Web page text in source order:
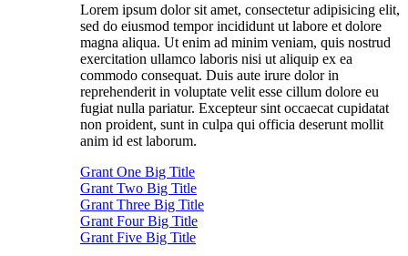
Lorem ipsum dolor sit amet, consectetur adipisicing elit,
sed do eiusmod tempor incididunt ut labore et dolore
magna aliqua. Ut enim ad minim veniam, quis nostrud
exercitation ullamco laboris nisi ut aliquip ex ea
commodo consequat. Duis aute irure dolor in
reprehenderit in voluptate velit esse cillum dolore eu
fugiat nulla pariatur. Excepteur sint occaecat cupidatat
non proident, sunt in culpa qui officia deserunt mollit
anim id est laborum.
Grant One Big Title
Grant Two Big Title
Grant Three Big Title
Grant Four Big Title
Grant Five Big Title